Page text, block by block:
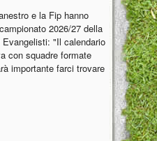
e la Fip hanno
2026/27 della
"Il calendario
con squadre formate
importante farci trovare